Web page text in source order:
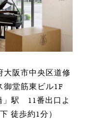
阪市中央区道修
堂筋東ビル1F
」駅 11番出口よ
徒歩約1分）